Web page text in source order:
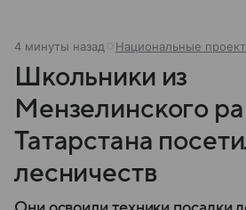
4 минуты назад Национальные
Школьники из
Мензелинского
Татарстана
лесничеств